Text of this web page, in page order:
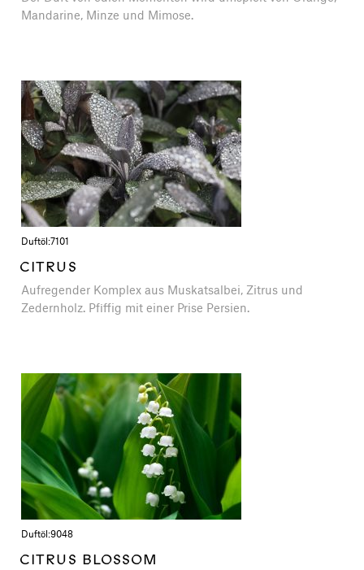
Mandarine, Minze und Mimose.
Duftöl:7101
CITRUS
Aufregender Komplex aus Muskatsalbei, Zitrus und
Zedernholz. Pfiffig mit einer Prise Persien.
Duftöl:9048
CITRUS BLOSSOM